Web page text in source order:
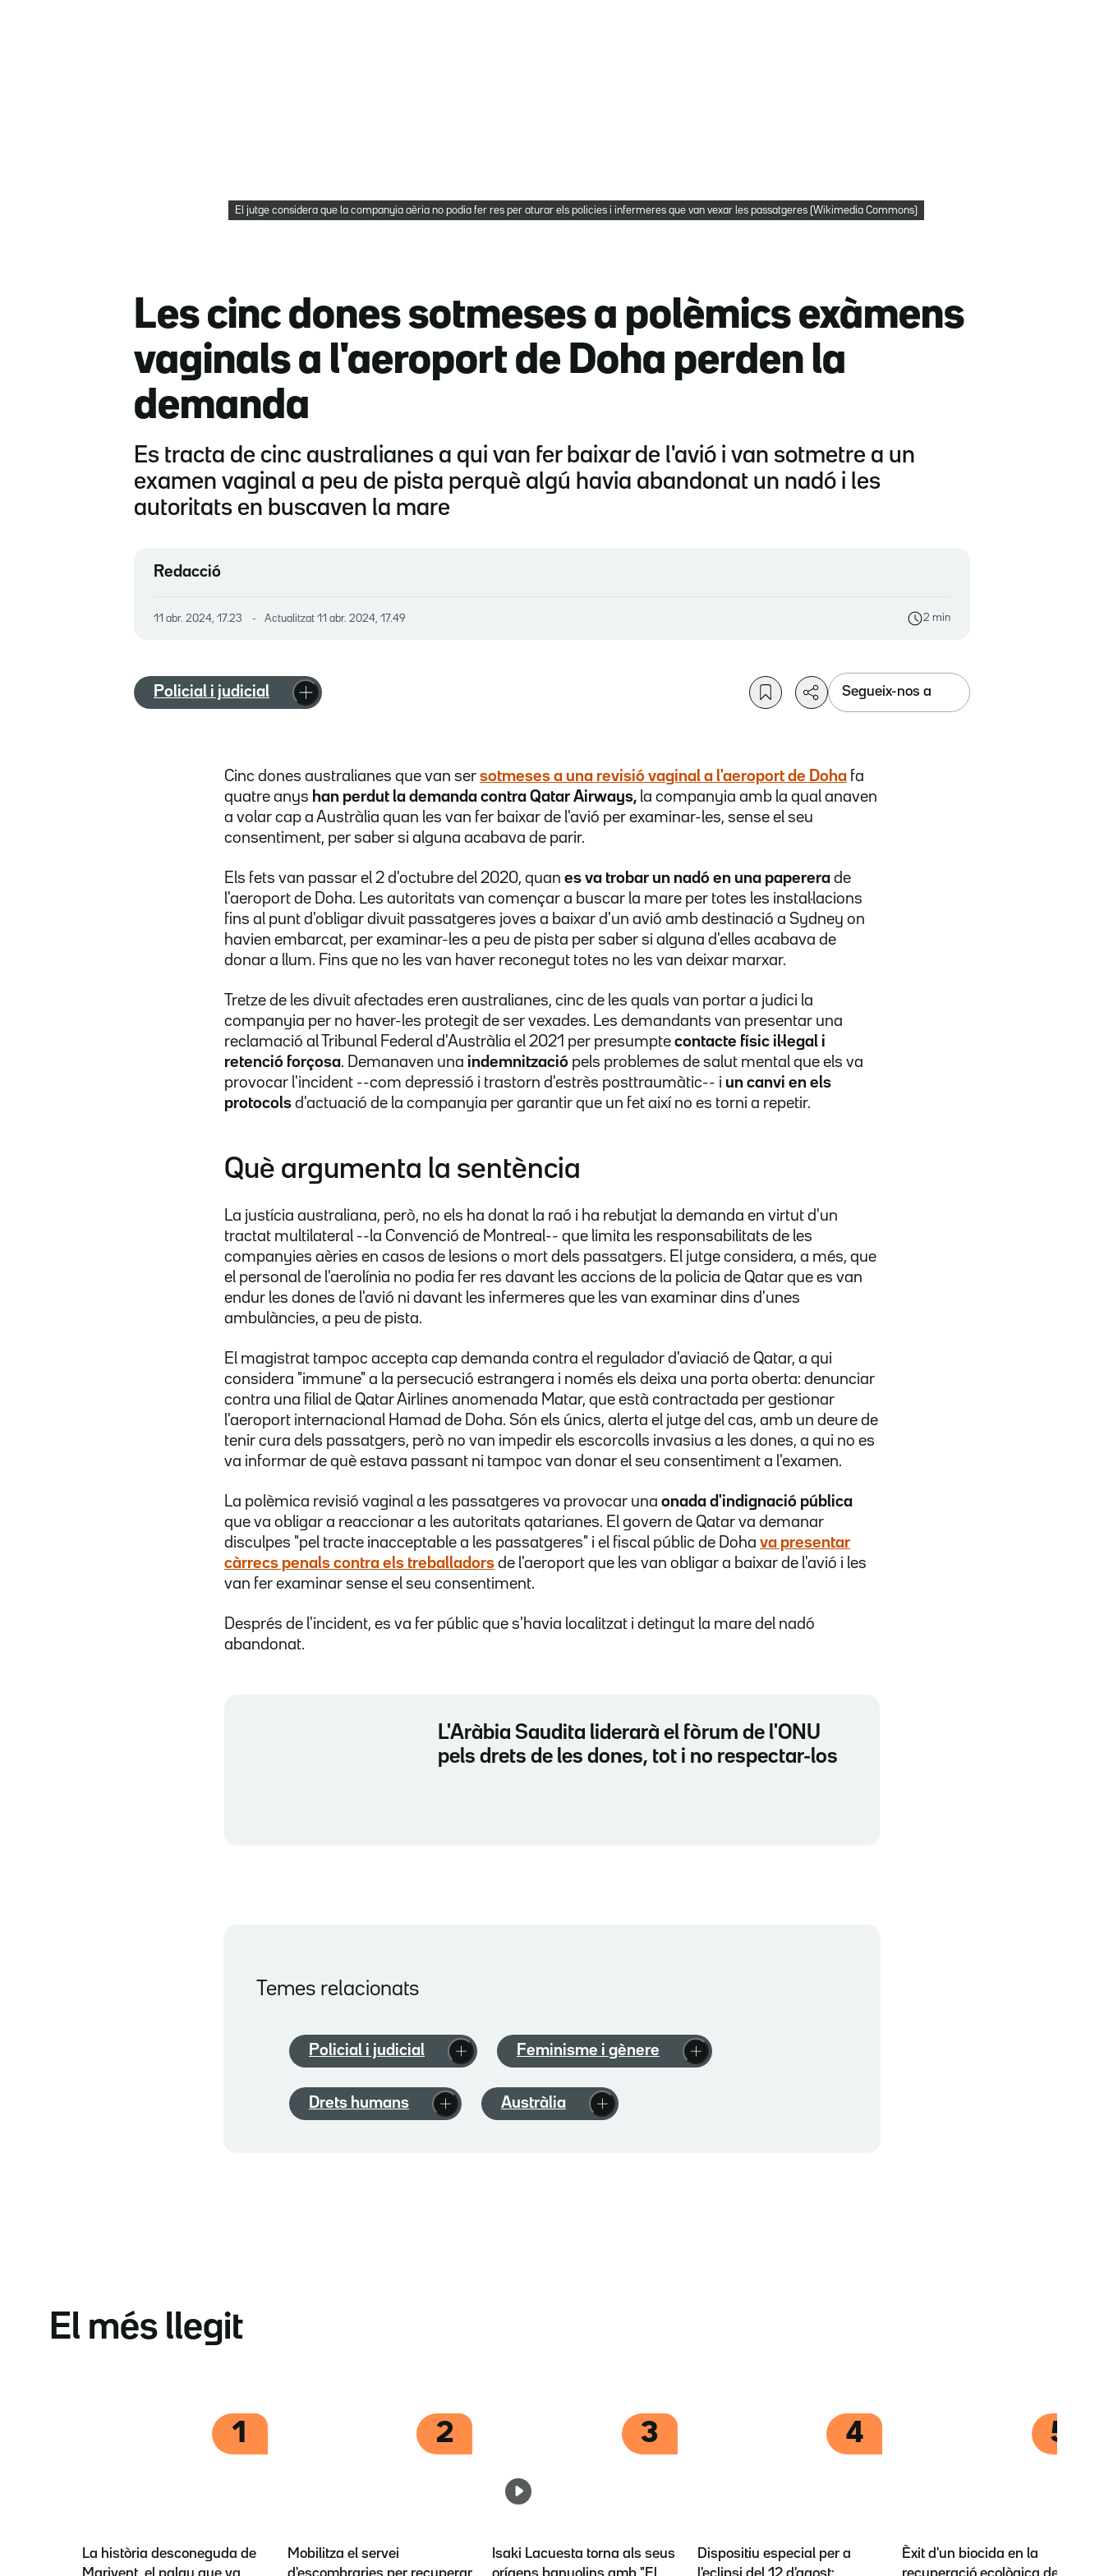
El jutge considera que la companyia aèria no podia fer res per aturar els policies i infermeres que van vexar les passatgeres (Wikimedia Commons)
Les cinc dones sotmeses a polèmics exàmens
vaginals a l'aeroport de Doha perden la
demanda
Es tracta de cinc australianes a qui van fer baixar de l'avió i van sotmetre a un
examen vaginal a peu de pista perquè algú havia abandonat un nadó i les
autoritats en buscaven la mare
Redacció
11 abr. 2024, 17.23 Actualitzat 11 abr. 2024, 17.49 2 min
Policial i judicial Segueix-nos a
Cinc dones australianes que van ser sotmeses a una revisió vaginal a l'aeroport de Doha fa
quatre anys han perdut la demanda contra Qatar Airways, la companyia amb la qual anaven
a volar cap a Austràlia quan les van fer baixar de l'avió per examinar-les, sense el seu
consentiment, per saber si alguna acabava de parir.
Els fets van passar el 2 d'octubre del 2020, quan es va trobar un nadó en una paperera de
l'aeroport de Doha. Les autoritats van començar a buscar la mare per totes les instal·lacions
fins al punt d'obligar divuit passatgeres joves a baixar d'un avió amb destinació a Sydney on
havien embarcat, per examinar-les a peu de pista per saber si alguna d'elles acabava de
donar a llum. Fins que no les van haver reconegut totes no les van deixar marxar.
Tretze de les divuit afectades eren australianes, cinc de les quals van portar a judici la
companyia per no haver-les protegit de ser vexades. Les demandants van presentar una
reclamació al Tribunal Federal d'Austràlia el 2021 per presumpte contacte físic il·legal i
retenció forçosa. Demanaven una indemnització pels problemes de salut mental que els va
provocar l'incident --com depressió i trastorn d'estrès posttraumàtic-- i un canvi en els
protocols d'actuació de la companyia per garantir que un fet així no es torni a repetir.
Què argumenta la sentència
La justícia australiana, però, no els ha donat la raó i ha rebutjat la demanda en virtut d'un
tractat multilateral --la Convenció de Montreal-- que limita les responsabilitats de les
companyies aèries en casos de lesions o mort dels passatgers. El jutge considera, a més, que
el personal de l'aerolínia no podia fer res davant les accions de la policia de Qatar que es van
endur les dones de l'avió ni davant les infermeres que les van examinar dins d'unes
ambulàncies, a peu de pista.
El magistrat tampoc accepta cap demanda contra el regulador d'aviació de Qatar, a qui
considera "immune" a la persecució estrangera i només els deixa una porta oberta: denunciar
contra una filial de Qatar Airlines anomenada Matar, que està contractada per gestionar
l'aeroport internacional Hamad de Doha. Són els únics, alerta el jutge del cas, amb un deure de
tenir cura dels passatgers, però no van impedir els escorcolls invasius a les dones, a qui no es
va informar de què estava passant ni tampoc van donar el seu consentiment a l'examen.
La polèmica revisió vaginal a les passatgeres va provocar una onada d'indignació pública
que va obligar a reaccionar a les autoritats qatarianes. El govern de Qatar va demanar
disculpes "pel tracte inacceptable a les passatgeres" i el fiscal públic de Doha va presentar
càrrecs penals contra els treballadors de l'aeroport que les van obligar a baixar de l'avió i les
van fer examinar sense el seu consentiment.
Després de l'incident, es va fer públic que s'havia localitzat i detingut la mare del nadó
abandonat.
L'Aràbia Saudita liderarà el fòrum de l'ONU
pels drets de les dones, tot i no respectar-los
Temes relacionats
Policial i judicial Feminisme i gènere
Drets humans Austràlia
El més llegit
1
La història desconeguda de
Marivent, el palau que va
2
Mobilitza el servei
d'escombraries per recuperar
3
Isaki Lacuesta torna als seus
orígens banyolins amb "El
4
Dispositiu especial per a
l'eclipsi del 12 d'agost:
5
Èxit d'un biocida en la
recuperació ecològica dels